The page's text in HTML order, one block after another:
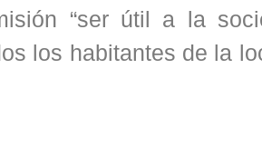
“ser útil a la
los habitantes de la